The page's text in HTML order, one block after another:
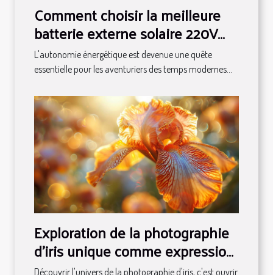
Comment choisir la meilleure
batterie externe solaire 220V
pour vos besoins
L'autonomie énergétique est devenue une quête
essentielle pour les aventuriers des temps modernes...
Exploration de la photographie
d'iris unique comme expression
artistique
Découvrir l'univers de la photographie d'iris, c'est ouvrir